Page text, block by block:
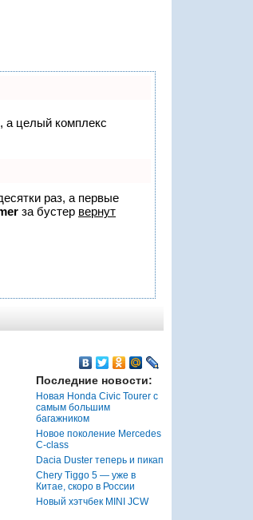
а целый комплекс
раз, а первые
за бустер вернут
Последние новости:
Новая Honda Civic Tourer с
самым большим
багажником
Новое поколение Mercedes
C-class
Dacia Duster теперь и пикап
Chery Tiggo 5 — уже в
Китае, скоро в России
Новый хэтчбек MINI JCW